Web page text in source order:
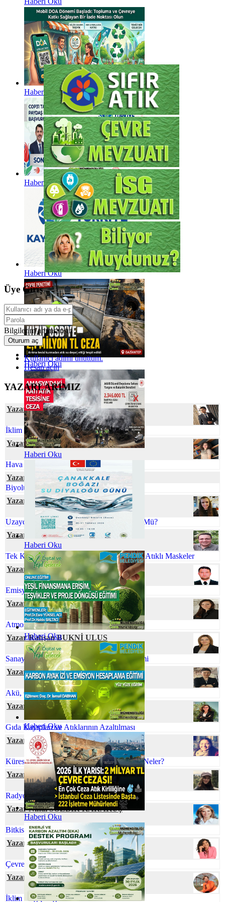
Haberi Oku
Haberi Oku
Haberi Oku
Haberi Oku
Haberi Oku
Haberi Oku
Haberi Oku
Haberi Oku
Haberi Oku
Üye Giriş
Bilgilerim anımsansın
Oturum aç
Kullanıcı adımı unuttum.
Hesap açın
YAZARLARIMIZ
Yazar Cihan YEŞİL
İklim Değişmesine Karşı Talep Hassasiyeti
Yazar Senanur ÇEVRE
Hava Kirliliğinin Plasentaya Etkisi
Yazar Elif Naz COŞKUN
Biyolüminesans: Parıldayan Canlılar
Yazar Ömür TEMİZEL
Uzaydaki Atıklarla Başa Çıkmak Mümkün Mü?
Yazar Gökhan TUFAN
Tek Kullanımlık Maskeler Yerine Minimum Atıklı Maskeler
Yazar Ferhat ELÇİ
Emisyon Nedir? Emisyon Ölçümü Nedir?
Yazar Dr. Özge SİVRİOĞLU
Atmosferik Kıyamete Hazır Mıyız?
Yazar Rahşan BUKNİ ULUS
Sanayi Kaynaklı Tehlikeli Atıkların Yönetimi
Yazar Serpil ÖZKAN
Akü, Çevre ve Ekonomi
Yazar Dr. Hülya GÜNAY
Gıda Kayıpları ve Atıklarının Azaltılması
Yazar Gamze CİVELEK
Küreselleşen Dünyamızda Çevre Sorunları Neler?
Yazar Ecem GÜNEY
Radyoaktif Atık Yönetimi
Yazar Nihal SÖZBİR KARAKUŞ
Bitkisel Atık Yağlar
Yazar Dilek AŞAN
Çevre Mühendisliği ve İklim Değişikliği
Yazar Prof. Dr. Zeynep ZAİMOĞLU
İklim Değişikliği ve Gıda Arzı